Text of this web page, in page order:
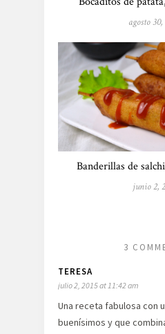
agosto
Banderillas de
junio 2,
3
TERESA
julio 2, 2015 at 11:42 am
Una receta fabulosa con
buenísimos y que